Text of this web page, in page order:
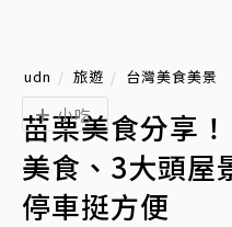
udn 旅遊 台灣美食美景
苗栗美食分享
美食、3大頭屋
停車挺方便
小吃